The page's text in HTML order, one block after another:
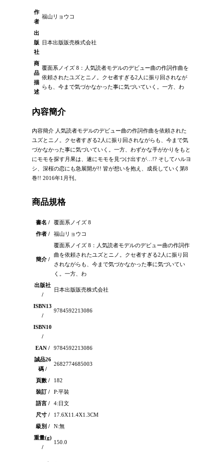
作
者
福山リョウコ
出
版
社
日本出版販売株式会社
商
品
描
述
覆面系ノイズ 8：人気読者モデルのデビュー曲の作詞作曲を
依頼されたユズとニノ。クセ者すぎる2人に振り回されなが
らも、今まで気づかなかった事に気づいていく。一方、わ
內容簡介
內容簡介 人気読者モデルのデビュー曲の作詞作曲を依頼された
ユズとニノ。クセ者すぎる2人に振り回されながらも、今まで気
づかなかった事に気づいていく。一方、わずかな手がかりをもと
にモモを探す月果は、遂にモモを見つけ出すが…!? そしてハルヨ
シ、深桜の恋にも急展開が!! 皆が想いを抱え、成長していく第8
巻!! 2016年1月刊。
商品規格
書名 /
覆面系ノイズ 8
作者 /
福山リョウコ
簡介 /
覆面系ノイズ 8：人気読者モデルのデビュー曲の作詞作
曲を依頼されたユズとニノ。クセ者すぎる2人に振り回
されながらも、今まで気づかなかった事に気づいてい
く。一方、わ
出版社
/
日本出版販売株式会社
ISBN13
/
9784592213086
ISBN10
/
EAN /
9784592213086
誠品26
碼 /
2682774685003
頁數 /
182
裝訂 /
P:平裝
語言 /
4:日文
尺寸 /
17.6X11.4X1.3CM
級別 /
N:無
重量(g)
/
150.0